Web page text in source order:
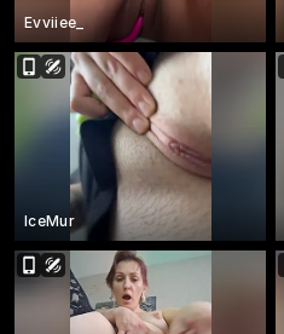
Evviiee_
IceMur